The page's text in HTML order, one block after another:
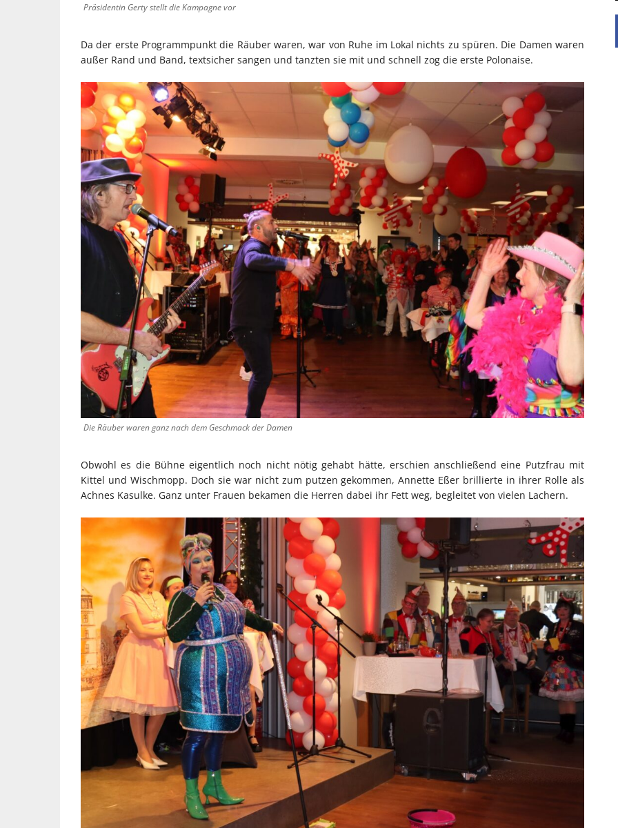
Präsidentin Gerty stellt die Kampagne vor
Da der erste Programmpunkt die Räuber waren, war von Ruhe im Lokal nichts zu spüren. Die Damen waren
außer Rand und Band, textsicher sangen und tanzten sie mit und schnell zog die erste Polonaise.
Die Räuber waren ganz nach dem Geschmack der Damen
Obwohl es die Bühne eigentlich noch nicht nötig gehabt hätte, erschien anschließend eine Putzfrau mit
Kittel und Wischmopp. Doch sie war nicht zum putzen gekommen, Annette Eßer brillierte in ihrer Rolle als
Achnes Kasulke. Ganz unter Frauen bekamen die Herren dabei ihr Fett weg, begleitet von vielen Lachern.